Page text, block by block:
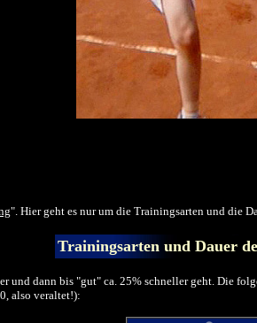
". Hier geht es nur um die Trainingsarten und die
Trainingsarten und Dauer
und dann bis "gut" ca. 25% schneller geht. Die
also veraltet!):